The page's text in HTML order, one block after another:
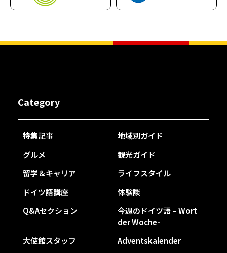
Category
特集記事
地域別ガイド
グルメ
観光ガイド
留学＆キャリア
ライフスタイル
ドイツ語講座
体験談
Q&Aセクション
今週のドイツ語 – Wort
der Woche-
大使館スタッフ
Adventskalender